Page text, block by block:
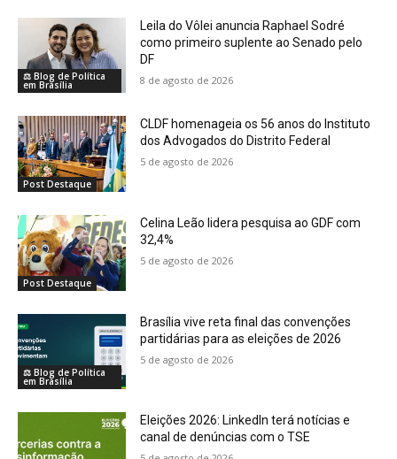
⚖️ Blog de Política
em Brasília
Leila do Vôlei anuncia Raphael Sodré
como primeiro suplente ao Senado pelo
DF
8 de agosto de 2026
Post Destaque
CLDF homenageia os 56 anos do Instituto
dos Advogados do Distrito Federal
5 de agosto de 2026
Post Destaque
Celina Leão lidera pesquisa ao GDF com
32,4%
5 de agosto de 2026
⚖️ Blog de Política
em Brasília
Brasília vive reta final das convenções
partidárias para as eleições de 2026
5 de agosto de 2026
Eleições 2026: LinkedIn terá notícias e
canal de denúncias com o TSE